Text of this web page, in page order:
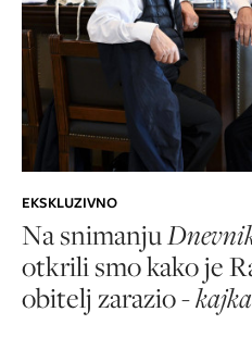
EKSKLUZIVNO
Na snimanju
otkrili smo kako je
obitelj zarazio -